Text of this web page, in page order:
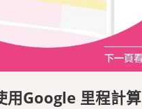
用Google 里程計算